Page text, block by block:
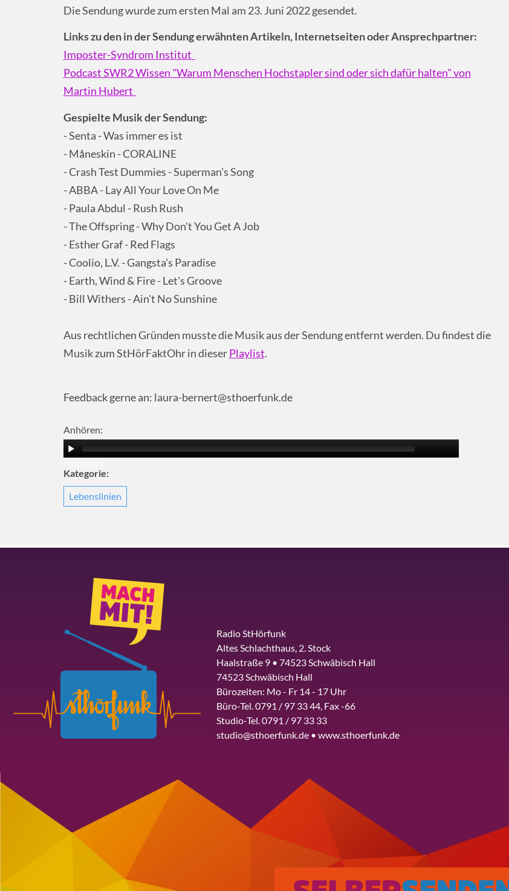
Die Sendung wurde zum ersten Mal am 23. Juni 2022 gesendet.
Links zu den in der Sendung erwähnten Artikeln, Internetseiten oder Ansprechpartner:
Imposter-Syndrom Institut
Podcast SWR2 Wissen "Warum Menschen Hochstapler sind oder sich dafür halten" von
Martin Hubert
Gespielte Musik der Sendung:
- Senta - Was immer es ist
- Måneskin - CORALINE
- Crash Test Dummies - Superman's Song
- ABBA - Lay All Your Love On Me
- Paula Abdul - Rush Rush
- The Offspring - Why Don't You Get A Job
- Esther Graf - Red Flags
- Coolio, L.V. - Gangsta's Paradise
- Earth, Wind & Fire - Let's Groove
- Bill Withers - Ain't No Sunshine
Aus rechtlichen Gründen musste die Musik aus der Sendung entfernt werden. Du findest die
Musik zum StHörFaktOhr in dieserPlaylist.
Feedback gerne an: laura-bernert@sthoerfunk.de
Anhören:
Kategorie:
Lebenslinien
Radio StHörfunk
Altes Schlachthaus, 2. Stock
Haalstraße 9 • 74523 Schwäbisch Hall
74523 Schwäbisch Hall
Bürozeiten: Mo - Fr 14 - 17 Uhr
Büro-Tel. 0791 / 97 33 44, Fax -66
Studio-Tel. 0791 / 97 33 33
studio@sthoerfunk.de • www.sthoerfunk.de